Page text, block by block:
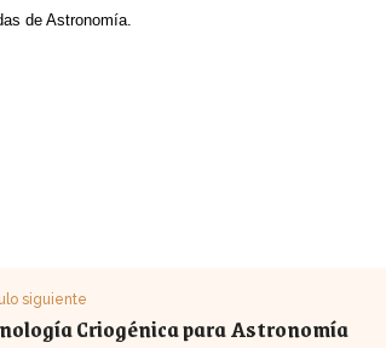
de Astronomía.
siguiente
Criogénica para Astronomía